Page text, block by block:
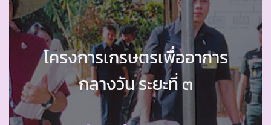
โครงการเกรษตรเพื่ออาการ
กลางวัน ระยะที่ ๓